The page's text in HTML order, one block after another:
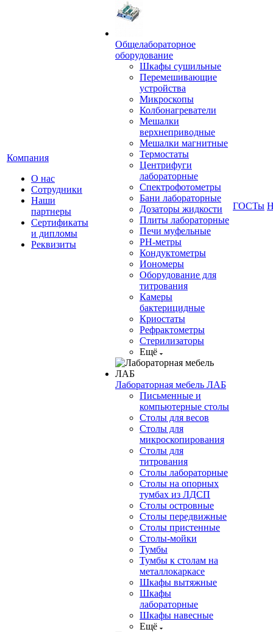
Компания
О нас
Сотрудники
Наши
партнеры
Сертификаты
и дипломы
Реквизиты
Общелабораторное
оборудование
Шкафы сушильные
Перемешивающие
устройства
Микроскопы
Колбонагреватели
Мешалки
верхнеприводные
Мешалки магнитные
Термостаты
Центрифуги
лабораторные
Спектрофотометры
Бани лабораторные
Дозаторы жидкости
Плиты лабораторные
Печи муфельные
РН-метры
Кондуктометры
Иономеры
Оборудование для
титрования
Камеры
бактерицидные
Криостаты
Рефрактометры
Стерилизаторы
Ещё
Лабораторная мебель ЛАБ
Письменные и
компьютерные столы
Столы для весов
Столы для
микроскопирования
Столы для
титрования
Столы лабораторные
Столы на опорных
тумбах из ЛДСП
Столы островные
Столы передвижные
Столы пристенные
Столы-мойки
Тумбы
Тумбы к столам на
металлокаркасе
Шкафы вытяжные
Шкафы
лабораторные
Шкафы навесные
Ещё
ГОСТы